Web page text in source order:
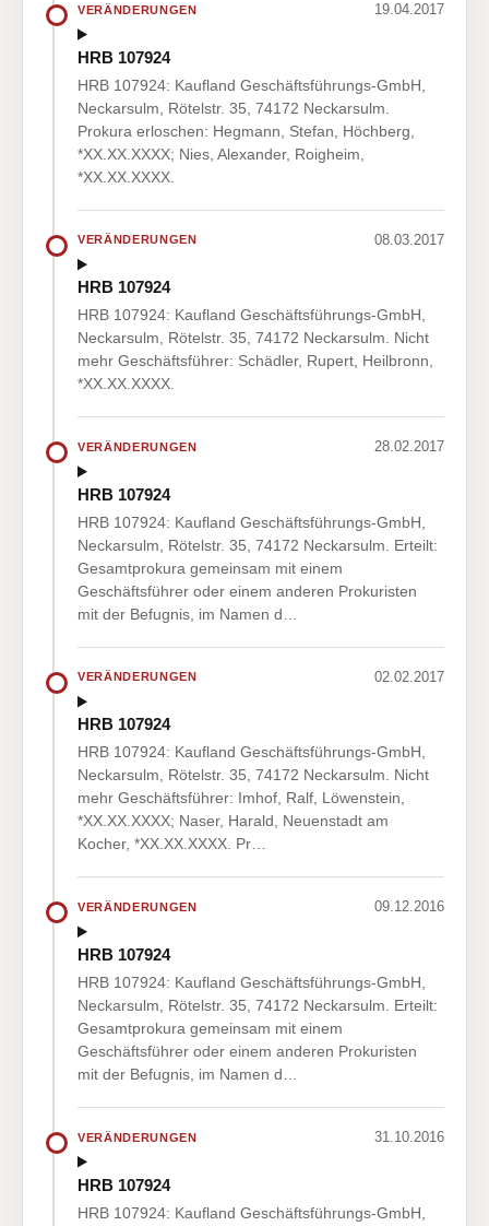
VERÄNDERUNGEN 19.04.2017
HRB 107924
HRB 107924: Kaufland Geschäftsführungs-GmbH,
Neckarsulm, Rötelstr. 35, 74172 Neckarsulm.
Prokura erloschen: Hegmann, Stefan, Höchberg,
*XX.XX.XXXX; Nies, Alexander, Roigheim,
*XX.XX.XXXX.
VERÄNDERUNGEN 08.03.2017
HRB 107924
HRB 107924: Kaufland Geschäftsführungs-GmbH,
Neckarsulm, Rötelstr. 35, 74172 Neckarsulm. Nicht
mehr Geschäftsführer: Schädler, Rupert, Heilbronn,
*XX.XX.XXXX.
VERÄNDERUNGEN 28.02.2017
HRB 107924
HRB 107924: Kaufland Geschäftsführungs-GmbH,
Neckarsulm, Rötelstr. 35, 74172 Neckarsulm. Erteilt:
Gesamtprokura gemeinsam mit einem
Geschäftsführer oder einem anderen Prokuristen
mit der Befugnis, im Namen d…
VERÄNDERUNGEN 02.02.2017
HRB 107924
HRB 107924: Kaufland Geschäftsführungs-GmbH,
Neckarsulm, Rötelstr. 35, 74172 Neckarsulm. Nicht
mehr Geschäftsführer: Imhof, Ralf, Löwenstein,
*XX.XX.XXXX; Naser, Harald, Neuenstadt am
Kocher, *XX.XX.XXXX. Pr…
VERÄNDERUNGEN 09.12.2016
HRB 107924
HRB 107924: Kaufland Geschäftsführungs-GmbH,
Neckarsulm, Rötelstr. 35, 74172 Neckarsulm. Erteilt:
Gesamtprokura gemeinsam mit einem
Geschäftsführer oder einem anderen Prokuristen
mit der Befugnis, im Namen d…
VERÄNDERUNGEN 31.10.2016
HRB 107924
HRB 107924: Kaufland Geschäftsführungs-GmbH,